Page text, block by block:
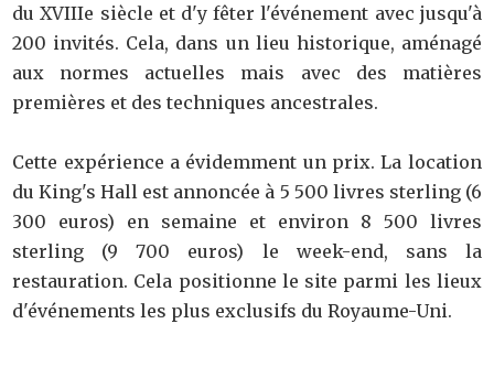
du XVIIIe siècle et d'y fêter l'événement avec jusqu'à
200 invités. Cela, dans un lieu historique, aménagé
aux normes actuelles mais avec des matières
premières et des techniques ancestrales.
Cette expérience a évidemment un prix. La location
du King's Hall est annoncée à 5 500 livres sterling (6
300 euros) en semaine et environ 8 500 livres
sterling (9 700 euros) le week-end, sans la
restauration. Cela positionne le site parmi les lieux
d'événements les plus exclusifs du Royaume-Uni.